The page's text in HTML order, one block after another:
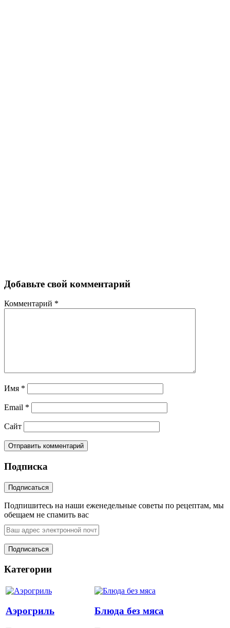
Добавьте свой комментарий
Комментарий *
Имя *
Email *
Сайт
Подписка
Подпишитесь на наши еженедельные советы по рецептам, мы
обещаем не спамить вас
Категории
Аэрогриль Блюда без мяса